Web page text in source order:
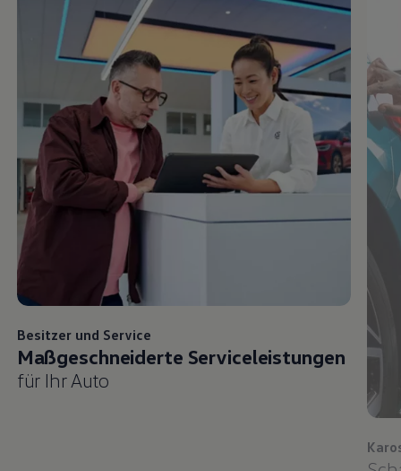
Besitzer und Service
Maßgeschneiderte Serviceleistungen
für Ihr Auto